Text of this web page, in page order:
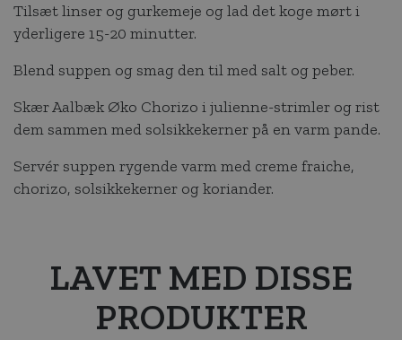
Tilsæt linser og gurkemeje og lad det koge mørt i
yderligere 15-20 minutter.
Blend suppen og smag den til med salt og peber.
Skær Aalbæk Øko Chorizo i julienne-strimler og rist
dem sammen med solsikkekerner på en varm pande.
Servér suppen rygende varm med creme fraiche,
chorizo, solsikkekerner og koriander.
LAVET MED DISSE
PRODUKTER